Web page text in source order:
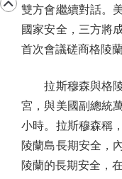
雙方會繼續對話。
國家安全，三方將
首次會議磋商格陵蘭
拉斯穆森與格陵
宮，與美國副總統
小時。拉斯穆森稱
陵蘭島長期安全，
陵蘭的長期安全，